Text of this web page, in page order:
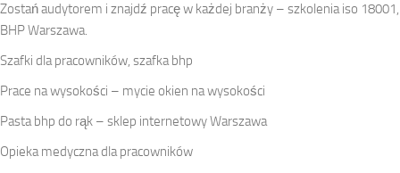
Zostań audytorem i znajdź pracę w każdej branży – szkolenia iso 18001,
BHP Warszawa.
Szafki dla pracowników, szafka bhp
Prace na wysokości – mycie okien na wysokości
Pasta bhp do rąk – sklep internetowy Warszawa
Opieka medyczna dla pracowników